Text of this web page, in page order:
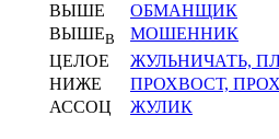
ВЫШЕ
ОБМАНЩИК
ВЫШЕВ
МОШЕННИК
ЦЕЛОЕ
ЖУЛЬНИЧАТЬ,
НИЖЕ
ПРОХВОСТ,
АССОЦ
ЖУЛИК